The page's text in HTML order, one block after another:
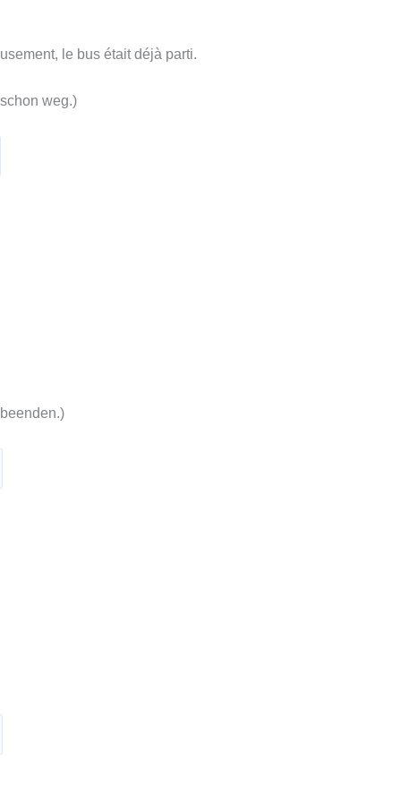
le bus était déjà parti.
weg.)